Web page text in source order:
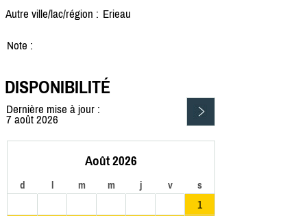
Autre ville/lac/région : Erieau
Note :
DISPONIBILITÉ
Dernière mise à jour :
7 août 2026
Août 2026
d l m m j v s
1